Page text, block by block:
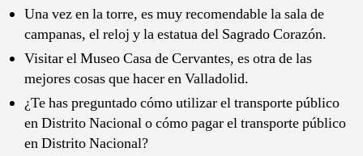
Una vez en la torre, es muy recomendable la sala de
campanas, el reloj y la estatua del Sagrado Corazón.
Visitar el Museo Casa de Cervantes, es otra de las
mejores cosas que hacer en Valladolid.
¿Te has preguntado cómo utilizar el transporte público
en Distrito Nacional o cómo pagar el transporte público
en Distrito Nacional?